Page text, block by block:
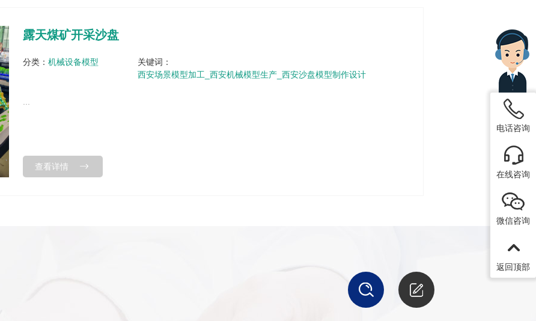
露天煤矿开采沙盘
分类：机械设备模型
关键词：
西安场景模型加工_西安机械模型生产_西安沙盘模型制作设计
...
查看详情
电话咨询
在线咨询
微信咨询
返回顶部